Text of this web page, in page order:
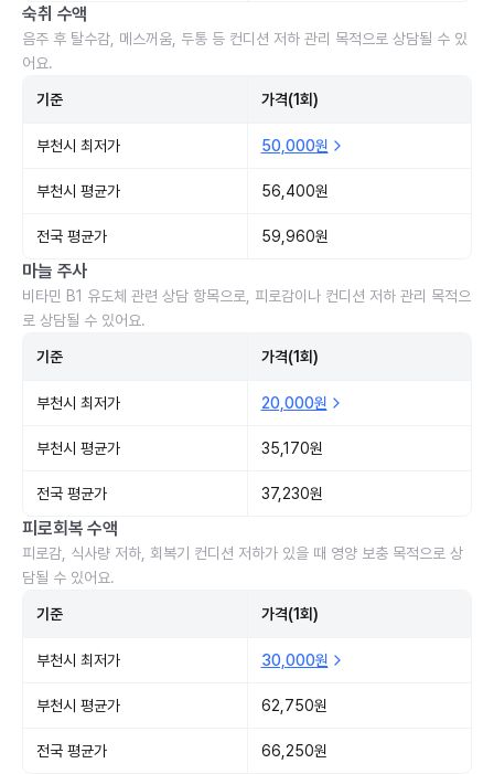
숙취 수액
음주 후 탈수감, 메스꺼움, 두통 등 컨디션 저하 관리 목적으로 상담될 수 있
어요.
기준 가격(1회)
부천시 최저가 50,000원
부천시 평균가 56,400원
전국 평균가 59,960원
마늘 주사
비타민 B1 유도체 관련 상담 항목으로, 피로감이나 컨디션 저하 관리 목적으
로 상담될 수 있어요.
기준 가격(1회)
부천시 최저가 20,000원
부천시 평균가 35,170원
전국 평균가 37,230원
피로회복 수액
피로감, 식사량 저하, 회복기 컨디션 저하가 있을 때 영양 보충 목적으로 상
담될 수 있어요.
기준 가격(1회)
부천시 최저가 30,000원
부천시 평균가 62,750원
전국 평균가 66,250원